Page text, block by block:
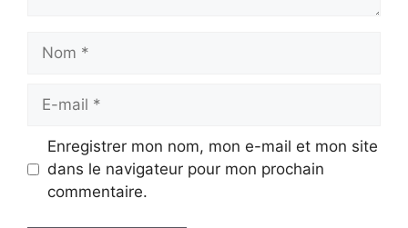
Nom
Enregistrer mon nom, mon e-mail et mon site
dans le navigateur pour mon prochain
commentaire.